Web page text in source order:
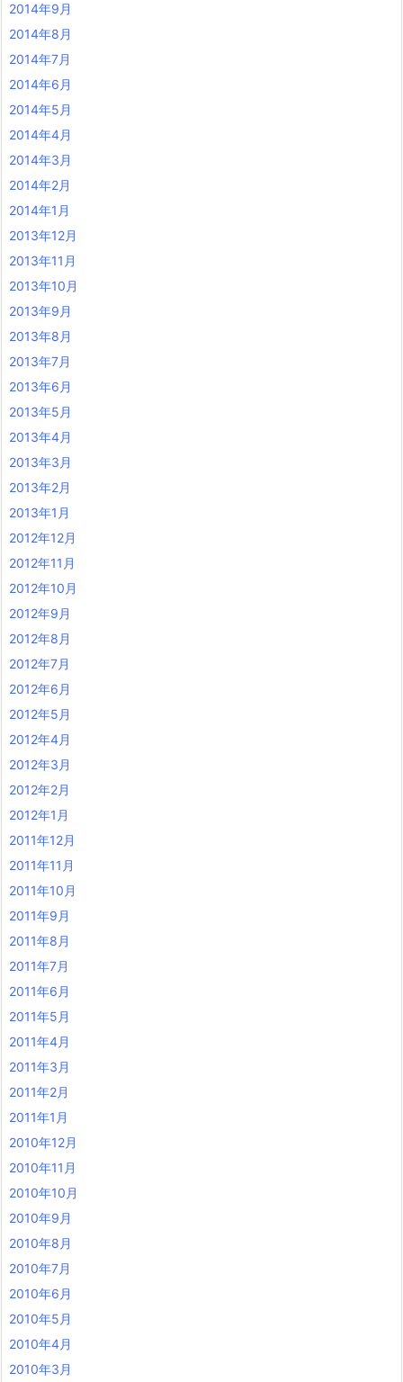
2014年9月
2014年8月
2014年7月
2014年6月
2014年5月
2014年4月
2014年3月
2014年2月
2014年1月
2013年12月
2013年11月
2013年10月
2013年9月
2013年8月
2013年7月
2013年6月
2013年5月
2013年4月
2013年3月
2013年2月
2013年1月
2012年12月
2012年11月
2012年10月
2012年9月
2012年8月
2012年7月
2012年6月
2012年5月
2012年4月
2012年3月
2012年2月
2012年1月
2011年12月
2011年11月
2011年10月
2011年9月
2011年8月
2011年7月
2011年6月
2011年5月
2011年4月
2011年3月
2011年2月
2011年1月
2010年12月
2010年11月
2010年10月
2010年9月
2010年8月
2010年7月
2010年6月
2010年5月
2010年4月
2010年3月